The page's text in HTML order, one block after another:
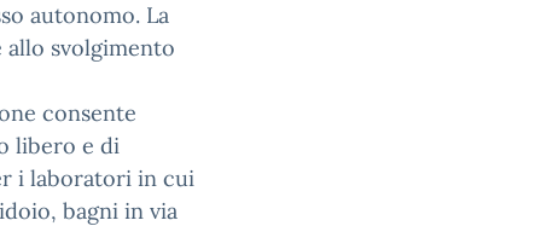
autonomo. La
svolgimento
consente
libero e di
i laboratori in cui
bagni in via